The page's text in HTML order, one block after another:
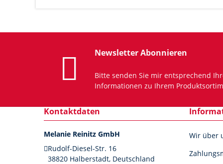
Kontaktdaten
Melanie Reinitz GmbH
Rudolf-Diesel-Str. 16
38820 Halberstadt, Deutschland
Wir über
Newsletter Abonnieren
Bitte senden Sie mir entsprechend
Informationen zu Ihrem